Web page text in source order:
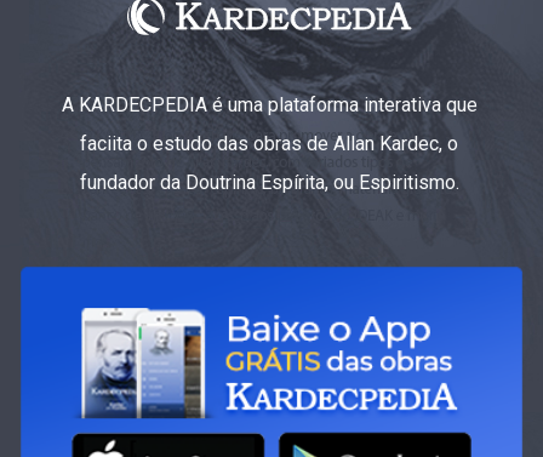
A KARDECPEDIA é uma plataforma interativa que
faciita o estudo das obras de Allan Kardec, o
fundador da Doutrina Espírita, ou Espiritismo.